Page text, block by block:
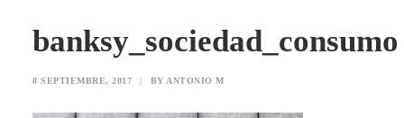
banksy_sociedad_consumo
8 SEPTIEMBRE, 2017 | BY ANTONIO M